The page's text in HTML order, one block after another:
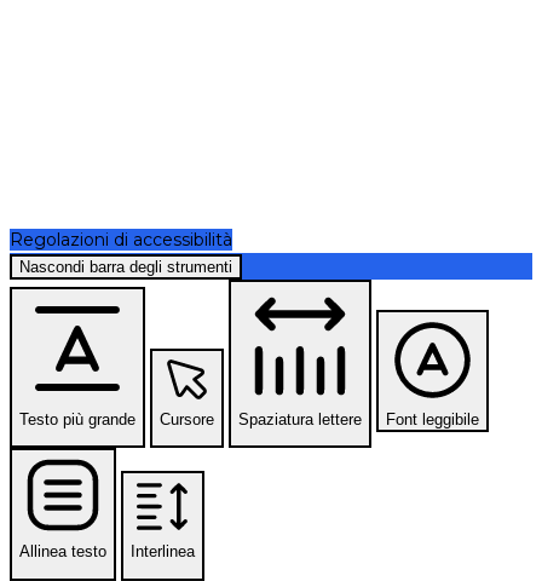
Regolazioni di accessibilità
Nascondi barra degli strumenti
Testo più grande Cursore Spaziatura lettere Font leggibile
Allinea testo Interlinea